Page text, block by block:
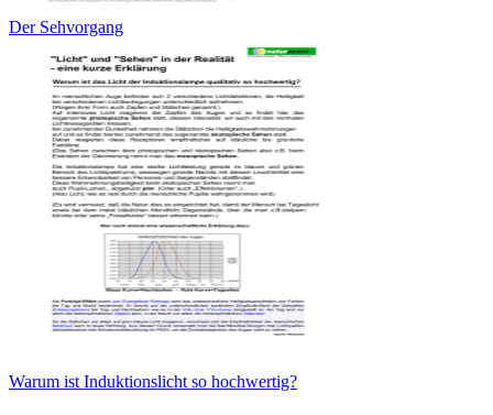
Der Sehvorgang
Warum ist Induktionslicht so hochwertig?